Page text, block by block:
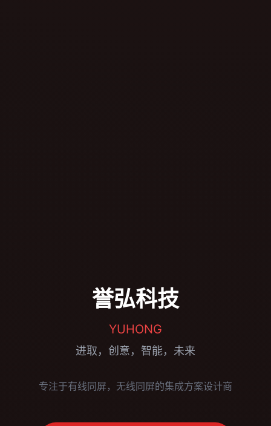
誉弘科技
YUHONG
进取，创意，智能，未来
专注于有线同屏，无线同屏的集成方案设计商